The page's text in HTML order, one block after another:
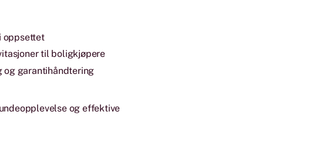
oppsettet
til boligkjøpere
og garantihåndtering
og effektive